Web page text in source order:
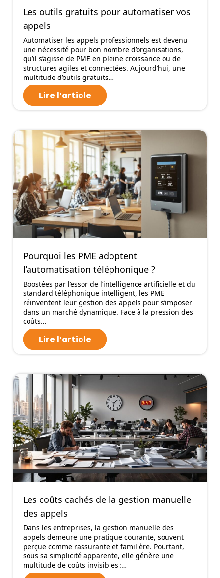
Les outils gratuits pour automatiser vos
appels
Automatiser les appels professionnels est devenu
une nécessité pour bon nombre d’organisations,
qu’il s’agisse de PME en pleine croissance ou de
structures agiles et connectées. Aujourd’hui, une
multitude d’outils gratuits…
Lire l'article
Pourquoi les PME adoptent
l’automatisation téléphonique ?
Boostées par l’essor de l’intelligence artificielle et du
standard téléphonique intelligent, les PME
réinventent leur gestion des appels pour s’imposer
dans un marché dynamique. Face à la pression des
coûts…
Lire l'article
Les coûts cachés de la gestion manuelle
des appels
Dans les entreprises, la gestion manuelle des
appels demeure une pratique courante, souvent
perçue comme rassurante et familière. Pourtant,
sous sa simplicité apparente, elle génère une
multitude de coûts invisibles :…